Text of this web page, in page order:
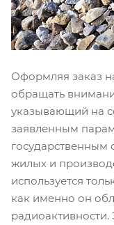
Оформляя заказ
обращать
указывающий на
заявленным
государственным
жилых и
используется
как именно он
радиоактивности.